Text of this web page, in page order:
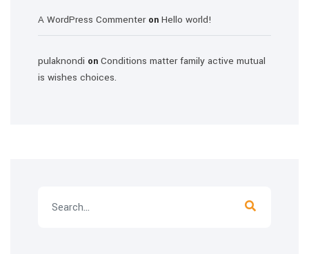
A WordPress Commenteron Hello world!
pulaknondi on Conditions matter family active mutual
is wishes choices.